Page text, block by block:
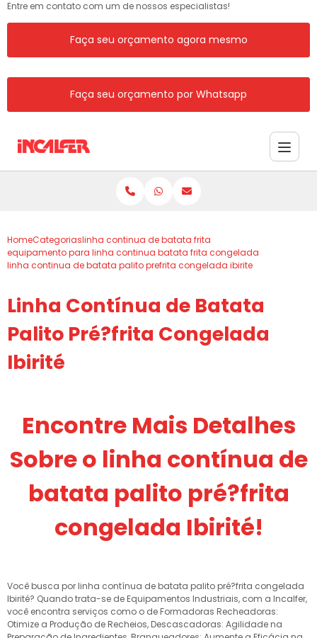
Entre em contato com um de nossos especialistas!
Faça seu orçamento agora mesmo
Faça seu orçamento por Whatsapp
HomeCategoriaslinha continua de batata frita
equipamento para linha continua batata frita congelada
linha continua de batata palito prefrita congelada ibirite
Linha Contínua de Batata
Palito Pré?frita Congelada
Ibirité
Encontre Mais Detalhes
Sobre o linha contínua de
batata palito pré?frita
congelada Ibirité!
Você busca por linha contínua de batata palito pré?frita congelada
Ibirité? Quando trata-se de Equipamentos Industriais, com a Incalfer,
você encontra serviços como o de Formadoras Recheadoras:
Otimize a Produção de Recheios, Descascadoras: Agilidade na